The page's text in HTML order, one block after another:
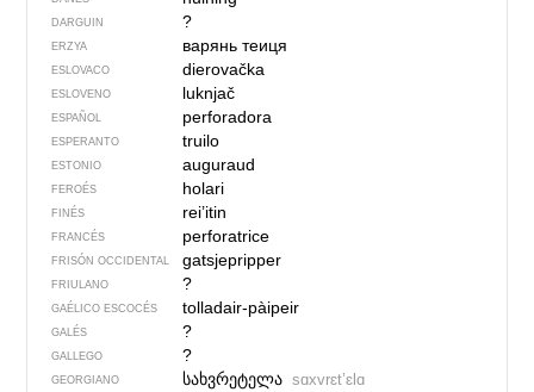
DARGUIN ?
ERZYA варянь теиця
ESLOVACO dierovačka
ESLOVENO luknjač
ESPAÑOL perforadora
ESPERANTO truilo
ESTONIO auguraud
FEROÉS holari
FINÉS rei’itin
FRANCÉS perforatrice
FRISÓN OCCIDENTAL gatsjepripper
FRIULANO ?
GAÉLICO ESCOCÉS tolladair-pàipeir
GALÉS ?
GALLEGO ?
GEORGIANO სახვრეტელა sɑxvrɛtʼɛlɑ